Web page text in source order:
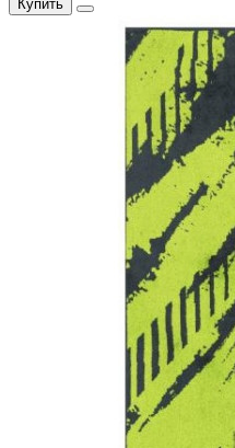
Купить